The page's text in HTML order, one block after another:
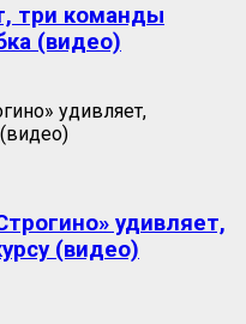
три команды
(видео)
удивляет,
(видео)